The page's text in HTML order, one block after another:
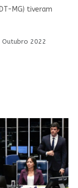
MG) tiveram
Outubro 2022